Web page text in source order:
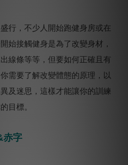
行，不少人開始跑健身房或在
始接觸健身是為了改變身材，
線條等等，但要如何正確且有
需要了解改變體態的原理，以
及迷思，這樣才能讓你的訓練
目標。
赤字